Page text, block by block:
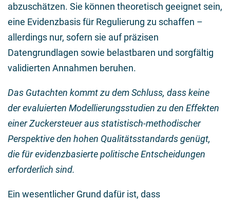
abzuschätzen. Sie können theoretisch geeignet sein,
eine Evidenzbasis für Regulierung zu schaffen –
allerdings nur, sofern sie auf präzisen
Datengrundlagen sowie belastbaren und sorgfältig
validierten Annahmen beruhen.
Das Gutachten kommt zu dem Schluss, dass keine
der evaluierten Modellierungsstudien zu den Effekten
einer Zuckersteuer aus statistisch-methodischer
Perspektive den hohen Qualitätsstandards genügt,
die für evidenzbasierte politische Entscheidungen
erforderlich sind.
Ein wesentlicher Grund dafür ist, dass